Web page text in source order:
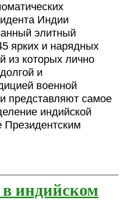
Индии
элитный
ярких и нарядных
из которых лично
и
военной
представляют самое
индийской
Президентским
индийском